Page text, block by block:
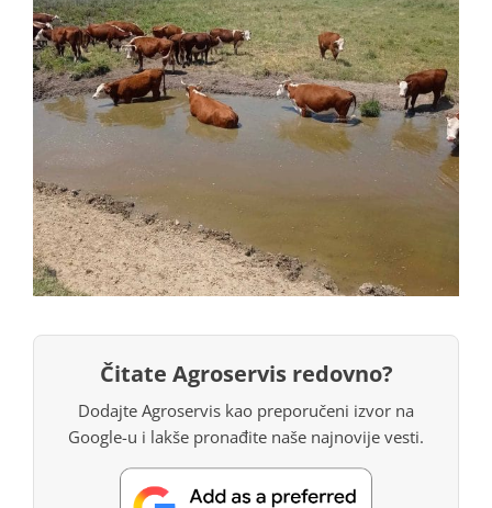
Čitate Agroservis redovno?
Dodajte Agroservis kao preporučeni izvor na
Google-u i lakše pronađite naše najnovije vesti.